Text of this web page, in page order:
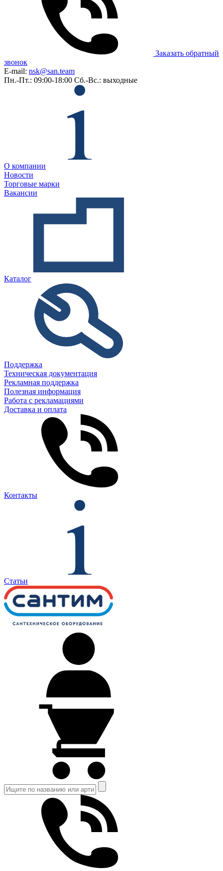
Заказать обратный
звонок
E-mail: nsk@san.team
Пн.-Пт.: 09:00-18:00 Сб.-Вс.: выходные
О компании
Новости
Торговые марки
Вакансии
Каталог
Поддержка
Техническая документация
Рекламная поддержка
Полезная информация
Работа с рекламациями
Доставка и оплата
Контакты
Статьи